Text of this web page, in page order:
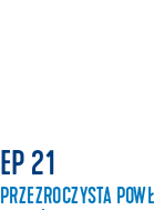
EP 21
PRZEZROCZYSTA